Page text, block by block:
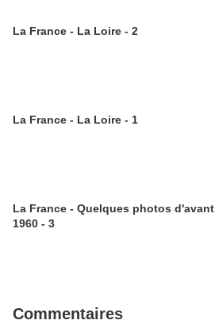
La France - La Loire - 2
La France - La Loire - 1
La France - Quelques photos d'avant
1960 - 3
Commentaires